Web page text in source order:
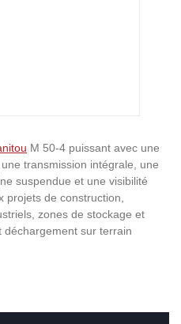
M 50-4 puissant avec une
transmission intégrale, une
suspendue et une visibilité
projets de construction,
zones de stockage et
sur terrain